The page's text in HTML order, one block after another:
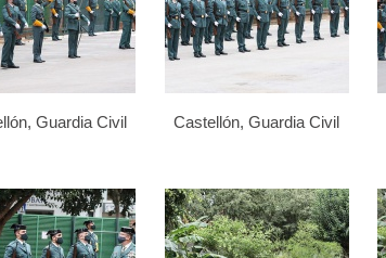
Guardia Civil Castellón, Guardia Civil